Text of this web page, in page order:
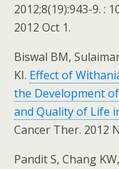
2012;8(19):943-9. :
2012 Oct 1.
Biswal BM,
KI. Effect of
the Development
and Quality of Life
Cancer Ther. 2012
Pandit S, Chang